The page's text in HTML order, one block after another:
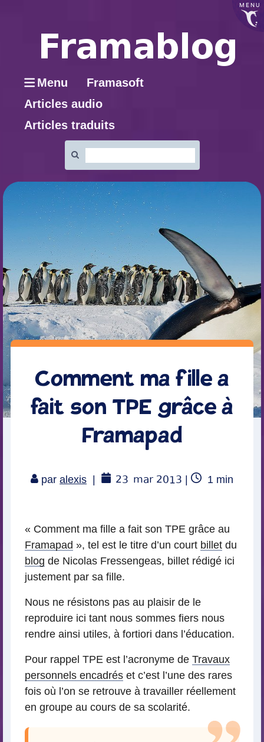
MENU
Menu
Framasoft
Articles audio
Articles traduits
:
Comment ma fille a
fait son TPE grâce à
Framapad
paralexis 23 mar 2013
Temps
1min
« Comment ma fille a fait son TPE grâce au
Framapad », tel est le titre d’un court billet du
blog de Nicolas Fressengeas, billet rédigé ici
justement par sa fille.
Nous ne résistons pas au plaisir de le
reproduire ici tant nous sommes fiers nous
rendre ainsi utiles, à fortiori dans l’éducation.
Pour rappel TPE est l’acronyme de Travaux
personnels encadrés et c’est l’une des rares
fois où l’on se retrouve à travailler réellement
en groupe au cours de sa scolarité.